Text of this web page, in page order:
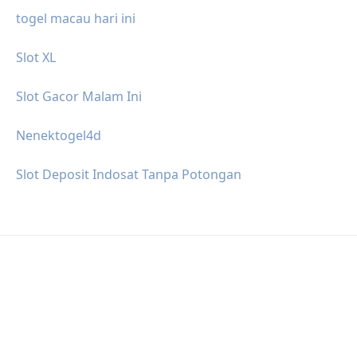
togel macau hari ini
Slot XL
Slot Gacor Malam Ini
Nenektogel4d
Slot Deposit Indosat Tanpa Potongan